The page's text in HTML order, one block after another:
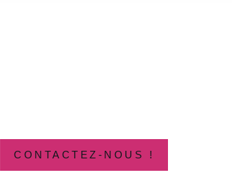
CONTACTEZ-NOUS !